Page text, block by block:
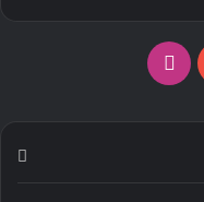
‫YouTubeانستقرام